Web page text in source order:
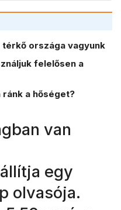
térkő országa vagyunk
felelősen a
ránk a hőséget?
van
egy
olvasója.